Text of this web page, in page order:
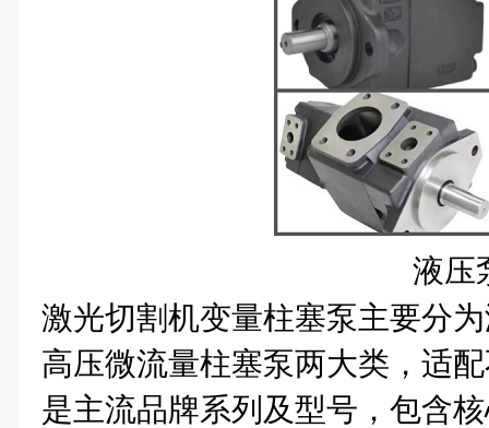
液压
激光切割机变量柱塞泵主要分
高压微流量柱塞泵两大类，适
是主流品牌系列及型号，包含